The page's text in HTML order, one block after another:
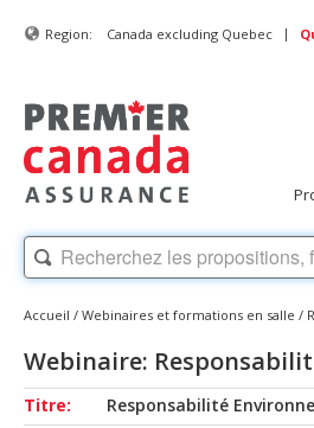
Region: Canada excluding Quebec |
Accueil / Webinaires et formations en salle /
Webinaire:
Titre:
Responsabilité